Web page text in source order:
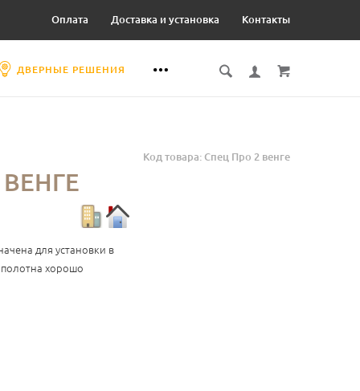
Оплата Доставка и установка Контакты
ДВЕРНЫЕ РЕШЕНИЯ
Код товара: Спец Про 2 венге
для установки в
хорошо